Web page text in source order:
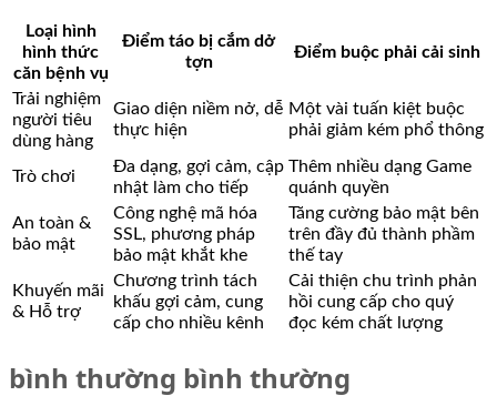
Loại hình
hình thức
căn bệnh vụ
Điểm táo bị cắm dở
tợn
Điểm buộc phải cải sinh
Trải nghiệm
người tiêu
dùng hàng
Giao diện niềm nở, dễ
thực hiện
Một vài tuấn kiệt buộc
phải giảm kém phổ thông
Trò chơi
Đa dạng, gợi cảm, cập
nhật làm cho tiếp
Thêm nhiều dạng Game
quánh quyền
An toàn &
bảo mật
Công nghệ mã hóa
SSL, phương pháp
bảo mật khắt khe
Tăng cường bảo mật bên
trên đầy đủ thành phầm
thế tay
Khuyến mãi
& Hỗ trợ
Chương trình tách
khấu gợi cảm, cung
cấp cho nhiều kênh
Cải thiện chu trình phản
hồi cung cấp cho quý
đọc kém chất lượng
bình thường bình thường